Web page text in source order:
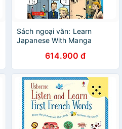
Sách ngoại văn: Learn
Japanese With Manga
614.900 đ